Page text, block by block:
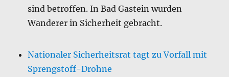
sind betroffen. In Bad Gastein wurden
Wanderer in Sicherheit gebracht.
Nationaler Sicherheitsrat tagt zu Vorfall mit
Sprengstoff-Drohne